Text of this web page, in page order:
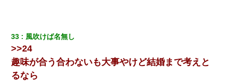
33 風吹けば名無し
>>24
趣味が合う合わないも大事やけど結婚まで考えと
るなら